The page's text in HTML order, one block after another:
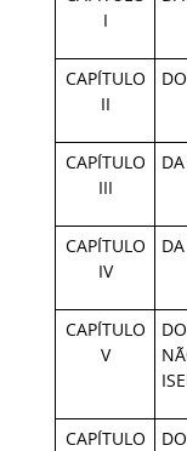
I
CAPÍTULO
II
CAPÍTULO
III
CAPÍTULO
IV
CAPÍTULO
V
CAPÍTULO